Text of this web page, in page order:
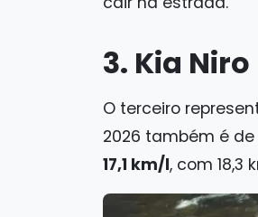
3. Kia Niro
O terceiro
2026 também é
17,1 km/l, com 18,3